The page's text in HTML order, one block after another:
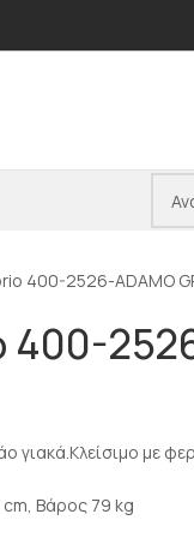
400-2526-ADAMO
γιακά.Κλείσιμο με
cm, Βάρος 79 kg